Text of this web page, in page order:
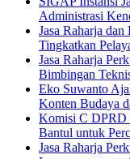
Administrasi
Jasa Raharja
Tingkatkan
Jasa Raharja
Bimbingan
Eko Suwanto
Konten Budaya
Komisi C DPRD
Bantul untuk
Jasa Raharja